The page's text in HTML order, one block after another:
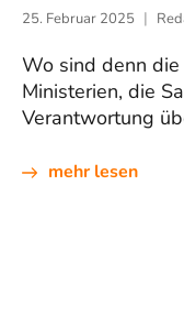
25. Februar 2025
Wo sind denn
Ministerien, die
Verantwortung
mehr lesen